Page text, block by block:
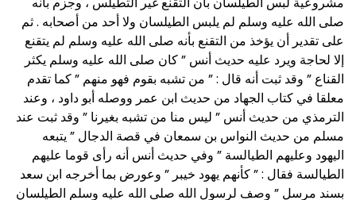
صلى الله عليه وسلم لم يلبس الطيلسان ولا أحد من أصحابه . ثم
على تقدير أن يؤخذ من التقنع بأنه صلى الله عليه وسلم لم يتقنع
إلا لحاجة ويرد عليه حديث أنس ” كان صلى الله عليه وسلم يكثر
القناع ” وقد ثبت أنه قال : ” من تشبه بقوم فهو منهم ” كما تقدم
معلقا في كتاب الجهاد من حديث ابن عمر ووصله أبو داود ، وعند
الترمذي من حديث أنس ” ليس منا من تشبه بغيرنا ” وقد ثبت عند
مسلم من حديث النواس بن سمعان في قصة الدجال ” يتبعه
اليهود وعليهم الطيالسة ” وفي حديث أنس أنه رأى قوما عليهم
الطيالسة فقال : ” كأنهم يهود خيبر ” وعورض بما أخرجه ابن سعد
بسند مرسل ” وصف لرسول الله صلى الله عليه وسلم الطيلسان